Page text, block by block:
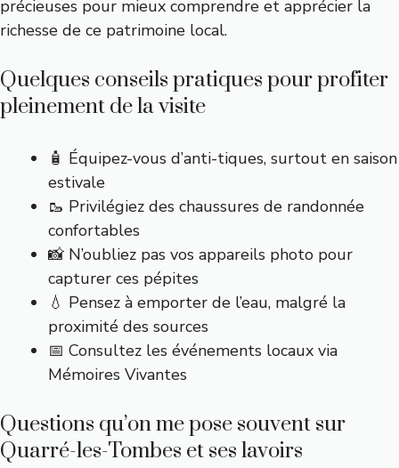
précieuses pour mieux comprendre et apprécier la
richesse de ce patrimoine local.
Quelques conseils pratiques pour profiter
pleinement de la visite
🧴 Équipez-vous d’anti-tiques, surtout en saison
estivale
🥾 Privilégiez des chaussures de randonnée
confortables
📸 N’oubliez pas vos appareils photo pour
capturer ces pépites
💧 Pensez à emporter de l’eau, malgré la
proximité des sources
📅 Consultez les événements locaux via
Mémoires Vivantes
Questions qu’on me pose souvent sur
Quarré-les-Tombes et ses lavoirs